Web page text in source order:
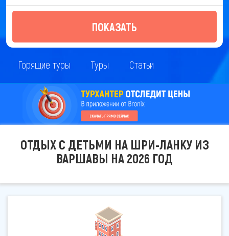
ПОКАЗАТЬ
Горящие туры Туры Статьи
ОТДЫХ С ДЕТЬМИ НА ШРИ-ЛАНКУ ИЗ
ВАРШАВЫ НА 2026 ГОД